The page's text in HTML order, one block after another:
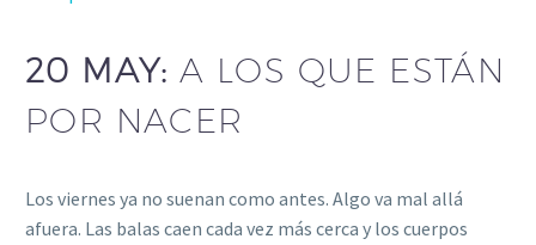
20 MAY:A LOS QUE ESTÁN
POR NACER
Los viernes ya no suenan como antes. Algo va mal allá
afuera. Las balas caen cada vez más cerca y los cuerpos